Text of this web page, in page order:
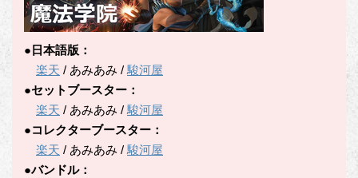
●日本語版：
楽天 / あみあみ /駿河屋
●セットブースター：
楽天 / あみあみ /駿河屋
●コレクターブースター：
楽天 / あみあみ /駿河屋
●バンドル：